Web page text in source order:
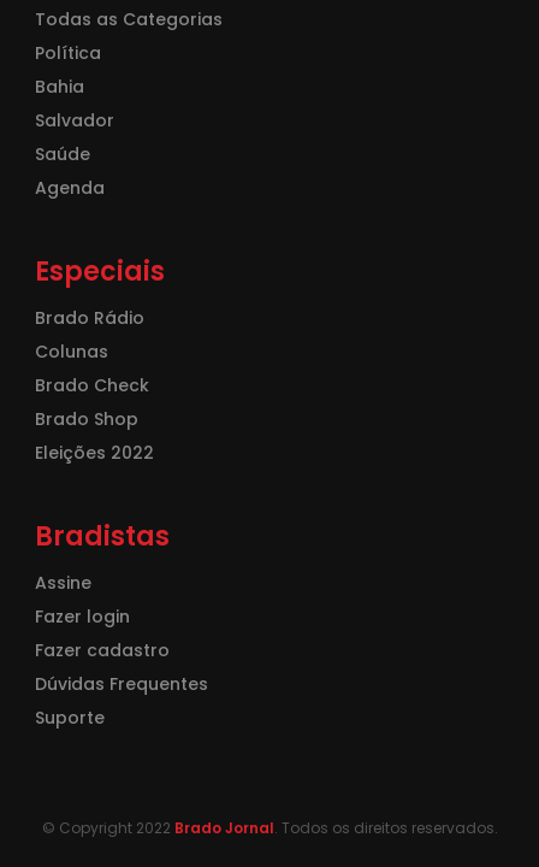
Todas as Categorias
Política
Bahia
Salvador
Saúde
Agenda
Especiais
Brado Rádio
Colunas
Brado Check
Brado Shop
Eleições 2022
Bradistas
Assine
Fazer login
Fazer cadastro
Dúvidas Frequentes
Suporte
© Copyright 2022 Brado Jornal. Todos os direitos reservados.